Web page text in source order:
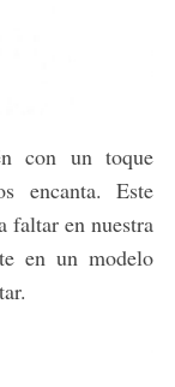
con un toque
encanta. Este
faltar en nuestra
en un modelo